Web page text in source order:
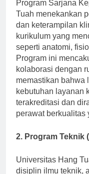
Program Sarjana
Tuah menekankan
dan keterampilan
kurikulum yang
seperti anatomi,
Program ini
kolaborasi dengan
memastikan bahwa
kebutuhan layanan
terakreditasi dan
Universitas Hang